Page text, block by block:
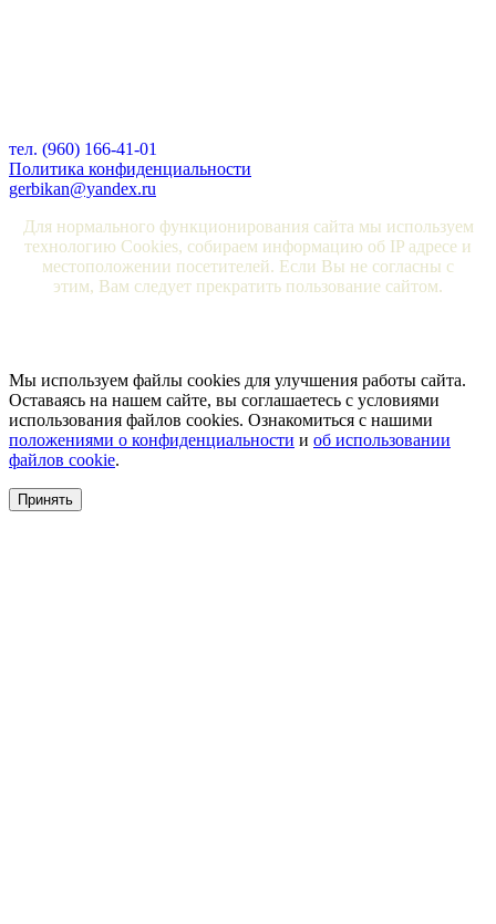
тел. (960) 166-41-01
Политика конфиденциальности
gerbikan@yandex.ru
Для нормального функционирования сайта мы используем
технологию Cookies, собираем информацию об IP адресе и
местоположении посетителей. Если Вы не согласны с
этим, Вам следует прекратить пользование сайтом.
Мы используем файлы cookies для улучшения работы сайта.
Оставаясь на нашем сайте, вы соглашаетесь с условиями
использования файлов cookies. Ознакомиться с нашими
положениями о конфиденциальности и об использовании
файлов cookie.
Принять